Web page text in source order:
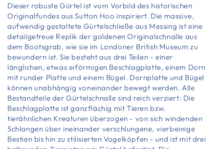
Dieser robuste Gürtel ist vom Vorbild des historischen
Originalfundes aus Sutton Hoo inspiriert. Die massive,
aufwendig gestaltete Gürtelschließe aus Messing ist eine
detailgetreue Replik der goldenen Originalschnalle aus
dem Bootsgrab, wie sie im Londoner British Museum zu
bewundern ist. Sie besteht aus drei Teilen - einer
länglichen, etwas eiförmigen Beschlagplatte, einem Dorn
mit runder Platte und einem Bügel. Dornplatte und Bügel
können unabhängig voneinander bewegt werden. Alle
Bestandteile der Gürtelschnalle sind reich verziert: Die
Beschlagplatte ist ganzflächig mit Tieren bzw.
tierähnlichen Kreaturen überzogen - von sich windenden
Schlangen über ineinander verschlungene, vierbeinige
Bestien bis hin zu stilisierten Vogelköpfen - und ist mit drei